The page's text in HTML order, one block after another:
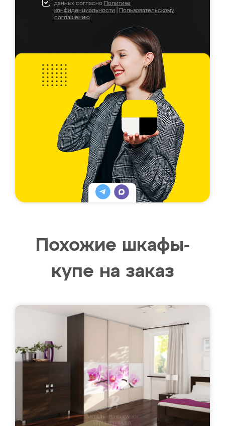
данных согласно Политике
конфиденциальности
Пользовательскому
соглашению
Похожие шкафы-
купе на заказ